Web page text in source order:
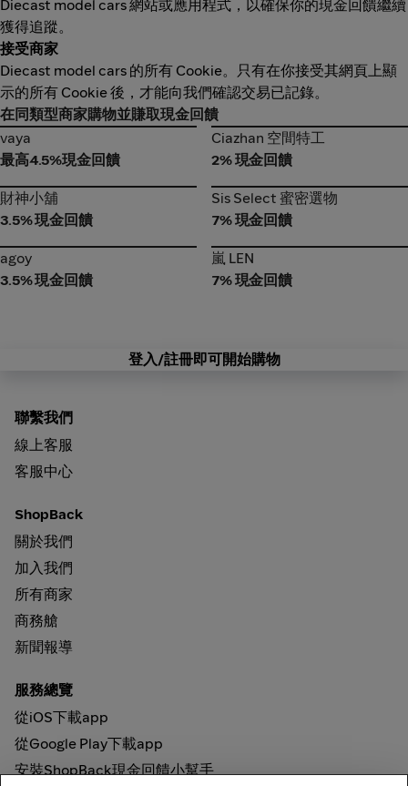
Diecast model cars 網站或應用程式，以確保你的現金回饋繼續
獲得追蹤。
接受商家
Diecast model cars 的所有 Cookie。只有在你接受其網頁上顯
示的所有 Cookie 後，才能向我們確認交易已記錄。
在同類型商家購物並賺取現金回饋
vaya
vaya
最高4.5%現金回饋
Ciazhan 空間特工
Ciazhan 空間特工
2% 現金回饋
財神小舖
財神小舖
3.5% 現金回饋
Sis Select 蜜密選物
Sis Select 蜜密選物
7% 現金回饋
agoy
agoy
3.5% 現金回饋
嵐 LEN
嵐 LEN
7% 現金回饋
登入/註冊即可開始購物
聯繫我們
線上客服
客服中心
ShopBack
關於我們
加入我們
所有商家
商務艙
新聞報導
服務總覽
從iOS下載app
從Google Play下載app
安裝ShopBack現金回饋小幫手